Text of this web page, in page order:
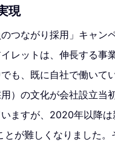
現
のつながり採用」キャ
レットは、伸長する事
も、既に自社で働いて
）の文化が会社設立当
ますが、2020年以降
とが難しくなりました